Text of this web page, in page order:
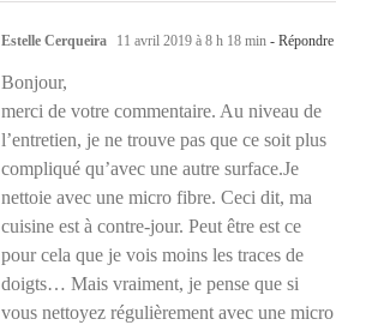
Estelle Cerqueira 11 avril 2019 à 8 h 18 min - Répondre
Bonjour,
merci de votre commentaire. Au niveau de
l’entretien, je ne trouve pas que ce soit plus
compliqué qu’avec une autre surface.Je
nettoie avec une micro fibre. Ceci dit, ma
cuisine est à contre-jour. Peut être est ce
pour cela que je vois moins les traces de
doigts… Mais vraiment, je pense que si
vous nettoyez régulièrement avec une micro